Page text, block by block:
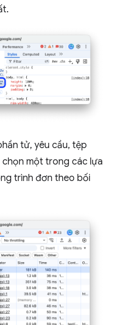
tử, yêu cầu, tệp
một trong các lựa
trình đơn theo bối